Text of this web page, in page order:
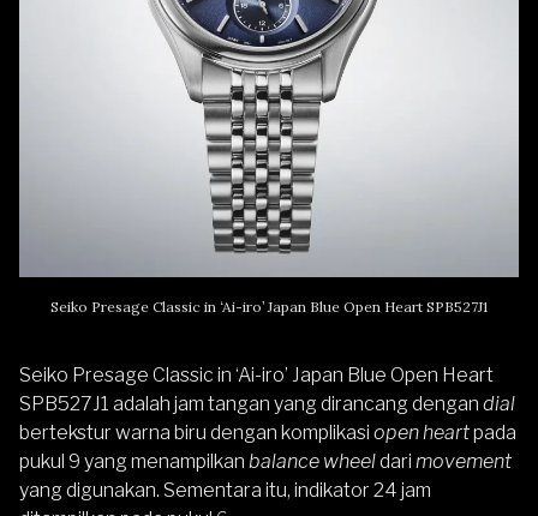
Seiko Presage Classic in ‘Ai-iro’ Japan Blue Open Heart SPB527J1
Seiko Presage Classic in ‘Ai-iro’ Japan Blue Open Heart
SPB527J1 adalah jam tangan yang dirancang dengan dial
bertekstur warna biru dengan komplikasi open heartpada
pukul 9 yang menampilkan balance wheeldari movement
yang digunakan. Sementara itu, indikator 24 jam